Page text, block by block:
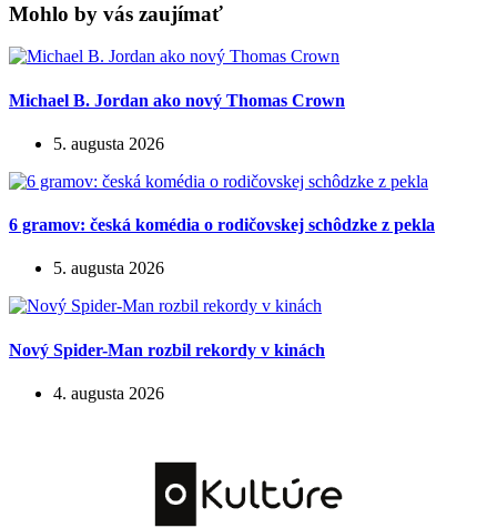
Mohlo by vás zaujímať
Michael B. Jordan ako nový Thomas Crown
5. augusta 2026
6 gramov: česká komédia o rodičovskej schôdzke z pekla
5. augusta 2026
Nový Spider-Man rozbil rekordy v kinách
4. augusta 2026